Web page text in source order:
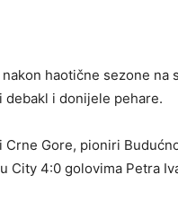
haotične sezone na
i donijele pehare.
Gore, pioniri
City 4:0 golovima Petra